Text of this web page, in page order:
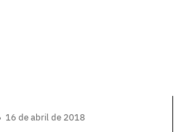
16 de abril de 2018